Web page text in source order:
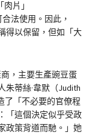
片」
法使用。因此，
得以保留，但如「大
，主要生產豌豆蛋
朱蒂絲·韋默（Judith
了「不必要的官僚程
「這個決定似乎受政
政策背道而馳。」她